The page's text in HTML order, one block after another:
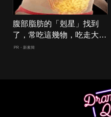
腹部脂肪的「剋星」找到
了，常吃這幾物，吃走大肚
囊，瘦出小蠻腰
PR・新素簡